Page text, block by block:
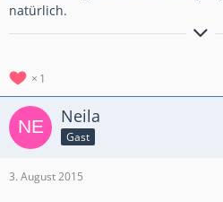
natürlich.
[align=center]Truppenschaden
Gunboot 41% + 17% + 17% + 17% +
Ksc = 74%
1
Neila
Gast
3. August 2015